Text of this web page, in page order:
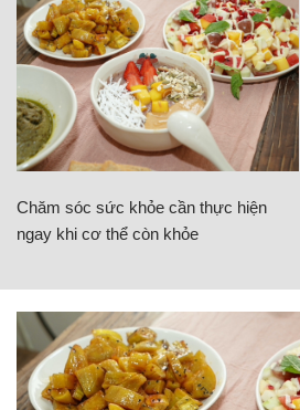
Chăm sóc sức khỏe cần thực hiện
ngay khi cơ thể còn khỏe